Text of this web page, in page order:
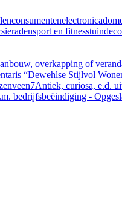
consumentenelectronica
sieradensport en fitness
overkapping of
“Dewehlse Stijlvol
7Antiek, curiosa, e.d.
bedrijfsbeëindiging -